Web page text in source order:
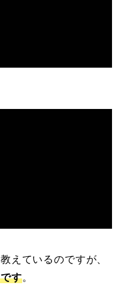
えているのですが、
す。